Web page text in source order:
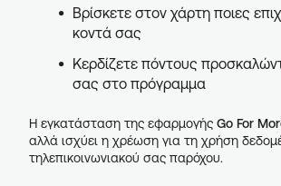
Βρίσκετε στον χάρτη ποιες
κοντά σας
Κερδίζετε πόντους
σας στο πρόγραμμα
Η εγκατάσταση της εφαρμογής Go For
αλλά ισχύει η χρέωση για τη χρήση
τηλεπικοινωνιακού σας παρόχου.